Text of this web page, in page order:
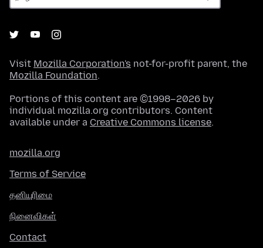
Visit Mozilla Corporation's not-for-profit parent, the
Mozilla Foundation.
Portions of this content are ©1998–2026 by
individual mozilla.org contributors. Content
available under a Creative Commons license.
mozilla.org
Terms of Service
தனியுரிமை
நினைவிகள்
Contact